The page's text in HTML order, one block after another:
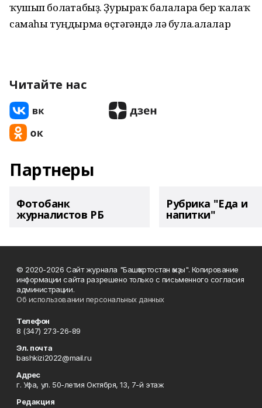
ҡушып болғатабыҙ. Ҙурыраҡ балаларға бер ҡалаҡ
самаһы туңдырма өҫтәгәндә лә була.алалар
Читайте нас
Партнеры
Фотобанк
журналистов РБ
Рубрика "Еда и
напитки"
© 2020-2026 Сайт журнала "Башҡортостан ҡыҙы". Копирование
информации сайта разрешено только с письменного согласия
администрации.
Об использовании персональных данных
Телефон
8 (347) 273-26-89
Эл. почта
bashkizi2022@mail.ru
Адрес
г. Уфа, ул. 50-летия Октября, 13, 7-й этаж
Редакция